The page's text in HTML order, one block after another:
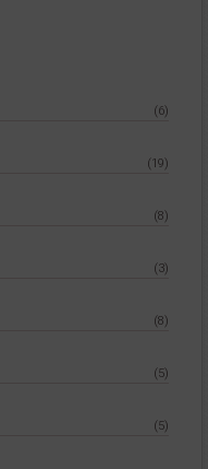
(6)
(19)
(8)
(3)
(8)
(5)
(5)